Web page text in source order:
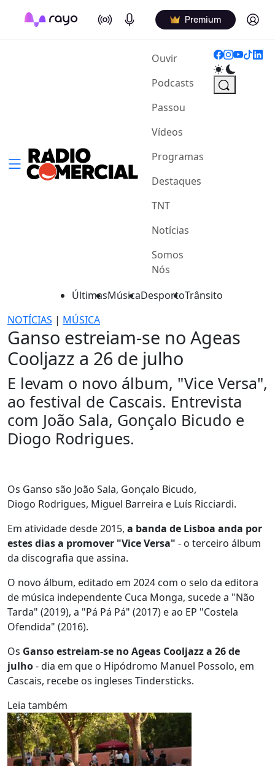
On Air Podcasts Premium Log in
Ouvir(current)
Podcasts
Passou
Vídeos
Programas
Destaques
TNT
Notícias
Somos
Nós
ÚltimasMúsicaDesportoTrânsito
NOTÍCIAS | MÚSICA
Ganso estreiam-se no Ageas
Cooljazz a 26 de julho
E levam o novo álbum, "Vice Versa",
ao festival de Cascais. Entrevista
com João Sala, Gonçalo Bicudo e
Diogo Rodrigues.
Os Ganso são João Sala, Gonçalo Bicudo,
Diogo Rodrigues, Miguel Barreira e Luís Ricciardi.
Em atividade desde 2015, a banda de Lisboa anda por
estes dias a promover "Vice Versa" - o terceiro álbum
da discografia que assina.
O novo álbum, editado em 2024 com o selo da editora
de música independente Cuca Monga, sucede a "Não
Tarda" (2019), a "Pá Pá Pá" (2017) e ao EP "Costela
Ofendida" (2016).
Os Ganso estreiam-se no Ageas Cooljazz a 26 de
julho- dia em que o Hipódromo Manuel Possolo, em
Cascais, recebe os ingleses Tindersticks.
Leia também